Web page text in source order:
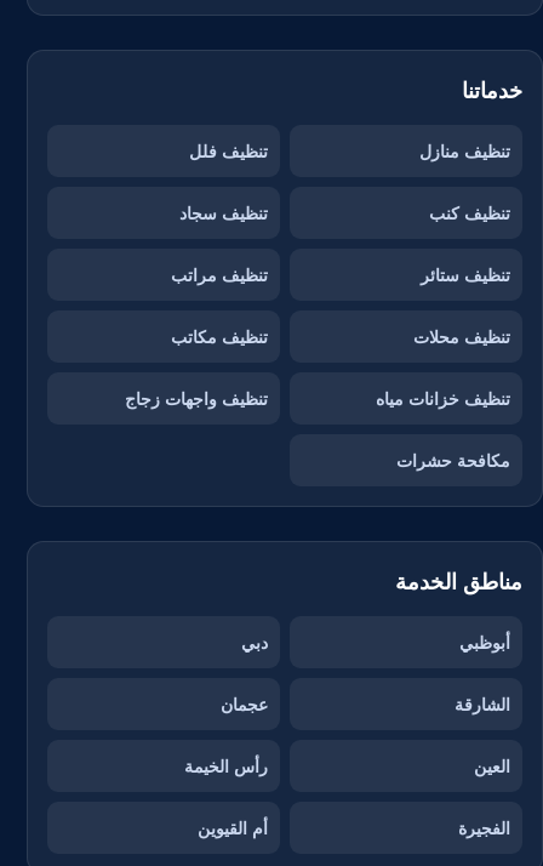
خدماتنا
تنظيف منازل تنظيف فلل
تنظيف كنب تنظيف سجاد
تنظيف ستائر تنظيف مراتب
تنظيف محلات تنظيف مكاتب
تنظيف خزانات مياه تنظيف واجهات زجاج
مكافحة حشرات
مناطق الخدمة
أبوظبي دبي
الشارقة عجمان
العين رأس الخيمة
الفجيرة أم القيوين